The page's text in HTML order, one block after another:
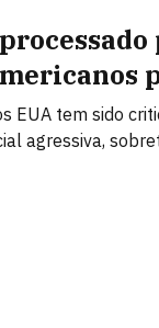
EUA tem sido
agressiva,